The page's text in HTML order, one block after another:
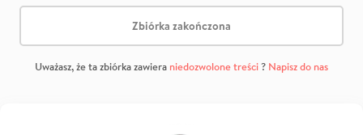
Zbiórka zakończona
Uważasz, że ta zbiórka zawiera niedozwolone treści? Napisz do nas